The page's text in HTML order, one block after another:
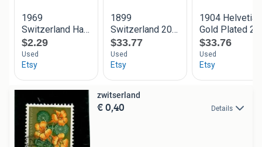
zwitserland
€ 0,40 Details